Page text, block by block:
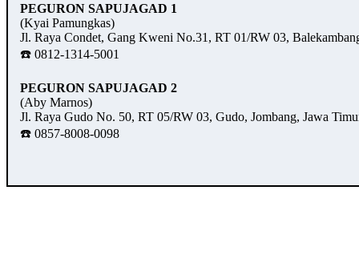
PEGURON SAPUJAGAD 1
(Kyai Pamungkas)
Jl. Raya Condet, Gang Kweni No.31, RT 01/RW 03,
☎️ 0812-1314-5001
PEGURON SAPUJAGAD 2
(Aby Marnos)
Jl. Raya Gudo No. 50, RT 05/RW 03, Gudo, Jombang, Jawa
☎️ 0857-8008-0098